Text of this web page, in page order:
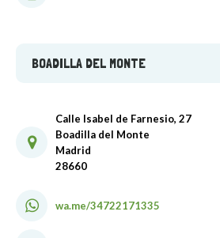
BOADILLA DEL MONTE
Calle Isabel de Farnesio, 27
Boadilla del Monte
Madrid
28660
wa.me/34722171335